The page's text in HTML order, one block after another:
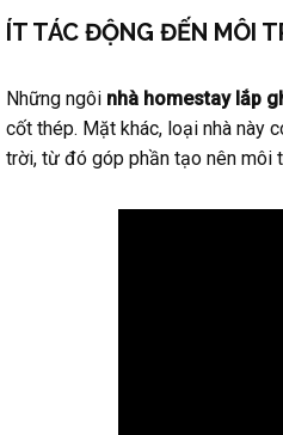
ÍT TÁC ĐỘNG ĐẾN MÔI
Những ngôi nhà homestay lắp
cốt thép. Mặt khác, loại nhà này
trời, từ đó góp phần tạo nên môi